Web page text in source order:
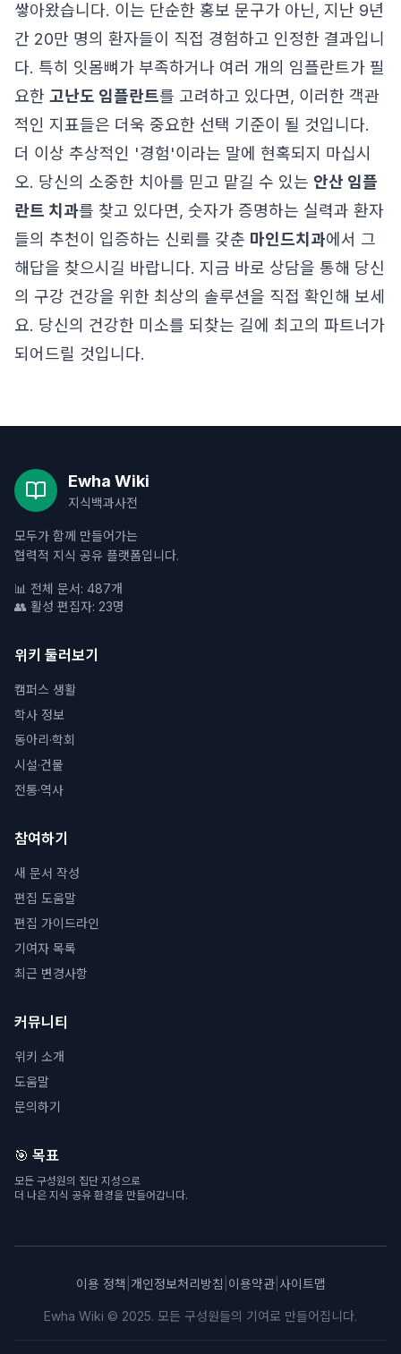
쌓아왔습니다. 이는 단순한 홍보 문구가 아닌, 지난 9년
간 20만 명의 환자들이 직접 경험하고 인정한 결과입니
다. 특히 잇몸뼈가 부족하거나 여러 개의 임플란트가 필
요한 고난도 임플란트를 고려하고 있다면, 이러한 객관
적인 지표들은 더욱 중요한 선택 기준이 될 것입니다.
더 이상 추상적인 '경험'이라는 말에 현혹되지 마십시
오. 당신의 소중한 치아를 믿고 맡길 수 있는 안산 임플
란트 치과를 찾고 있다면, 숫자가 증명하는 실력과 환자
들의 추천이 입증하는 신뢰를 갖춘 마인드치과에서 그
해답을 찾으시길 바랍니다. 지금 바로 상담을 통해 당신
의 구강 건강을 위한 최상의 솔루션을 직접 확인해 보세
요. 당신의 건강한 미소를 되찾는 길에 최고의 파트너가
되어드릴 것입니다.
Ewha Wiki
지식백과사전
모두가 함께 만들어가는
협력적 지식 공유 플랫폼입니다.
📊 전체 문서: 487개
👥 활성 편집자: 23명
위키 둘러보기
캠퍼스 생활
학사 정보
동아리·학회
시설·건물
전통·역사
참여하기
새 문서 작성
편집 도움말
편집 가이드라인
기여자 목록
최근 변경사항
커뮤니티
위키 소개
도움말
문의하기
🎯 목표
모든 구성원의 집단 지성으로
더 나은 지식 공유 환경을 만들어갑니다.
이용 정책 개인정보처리방침 이용약관| 사이트맵
Ewha Wiki © 2025. 모든 구성원들의 기여로 만들어집니다.